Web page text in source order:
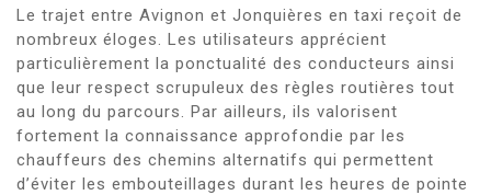
Le trajet entre Avignon et Jonquières en taxi reçoit de
nombreux éloges. Les utilisateurs apprécient
particulièrement la ponctualité des conducteurs ainsi
que leur respect scrupuleux des règles routières tout
au long du parcours. Par ailleurs, ils valorisent
fortement la connaissance approfondie par les
chauffeurs des chemins alternatifs qui permettent
d’éviter les embouteillages durant les heures de pointe